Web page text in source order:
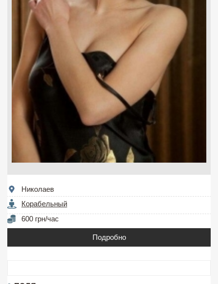
Николаев
Корабельный
600 грн/час
Подробно